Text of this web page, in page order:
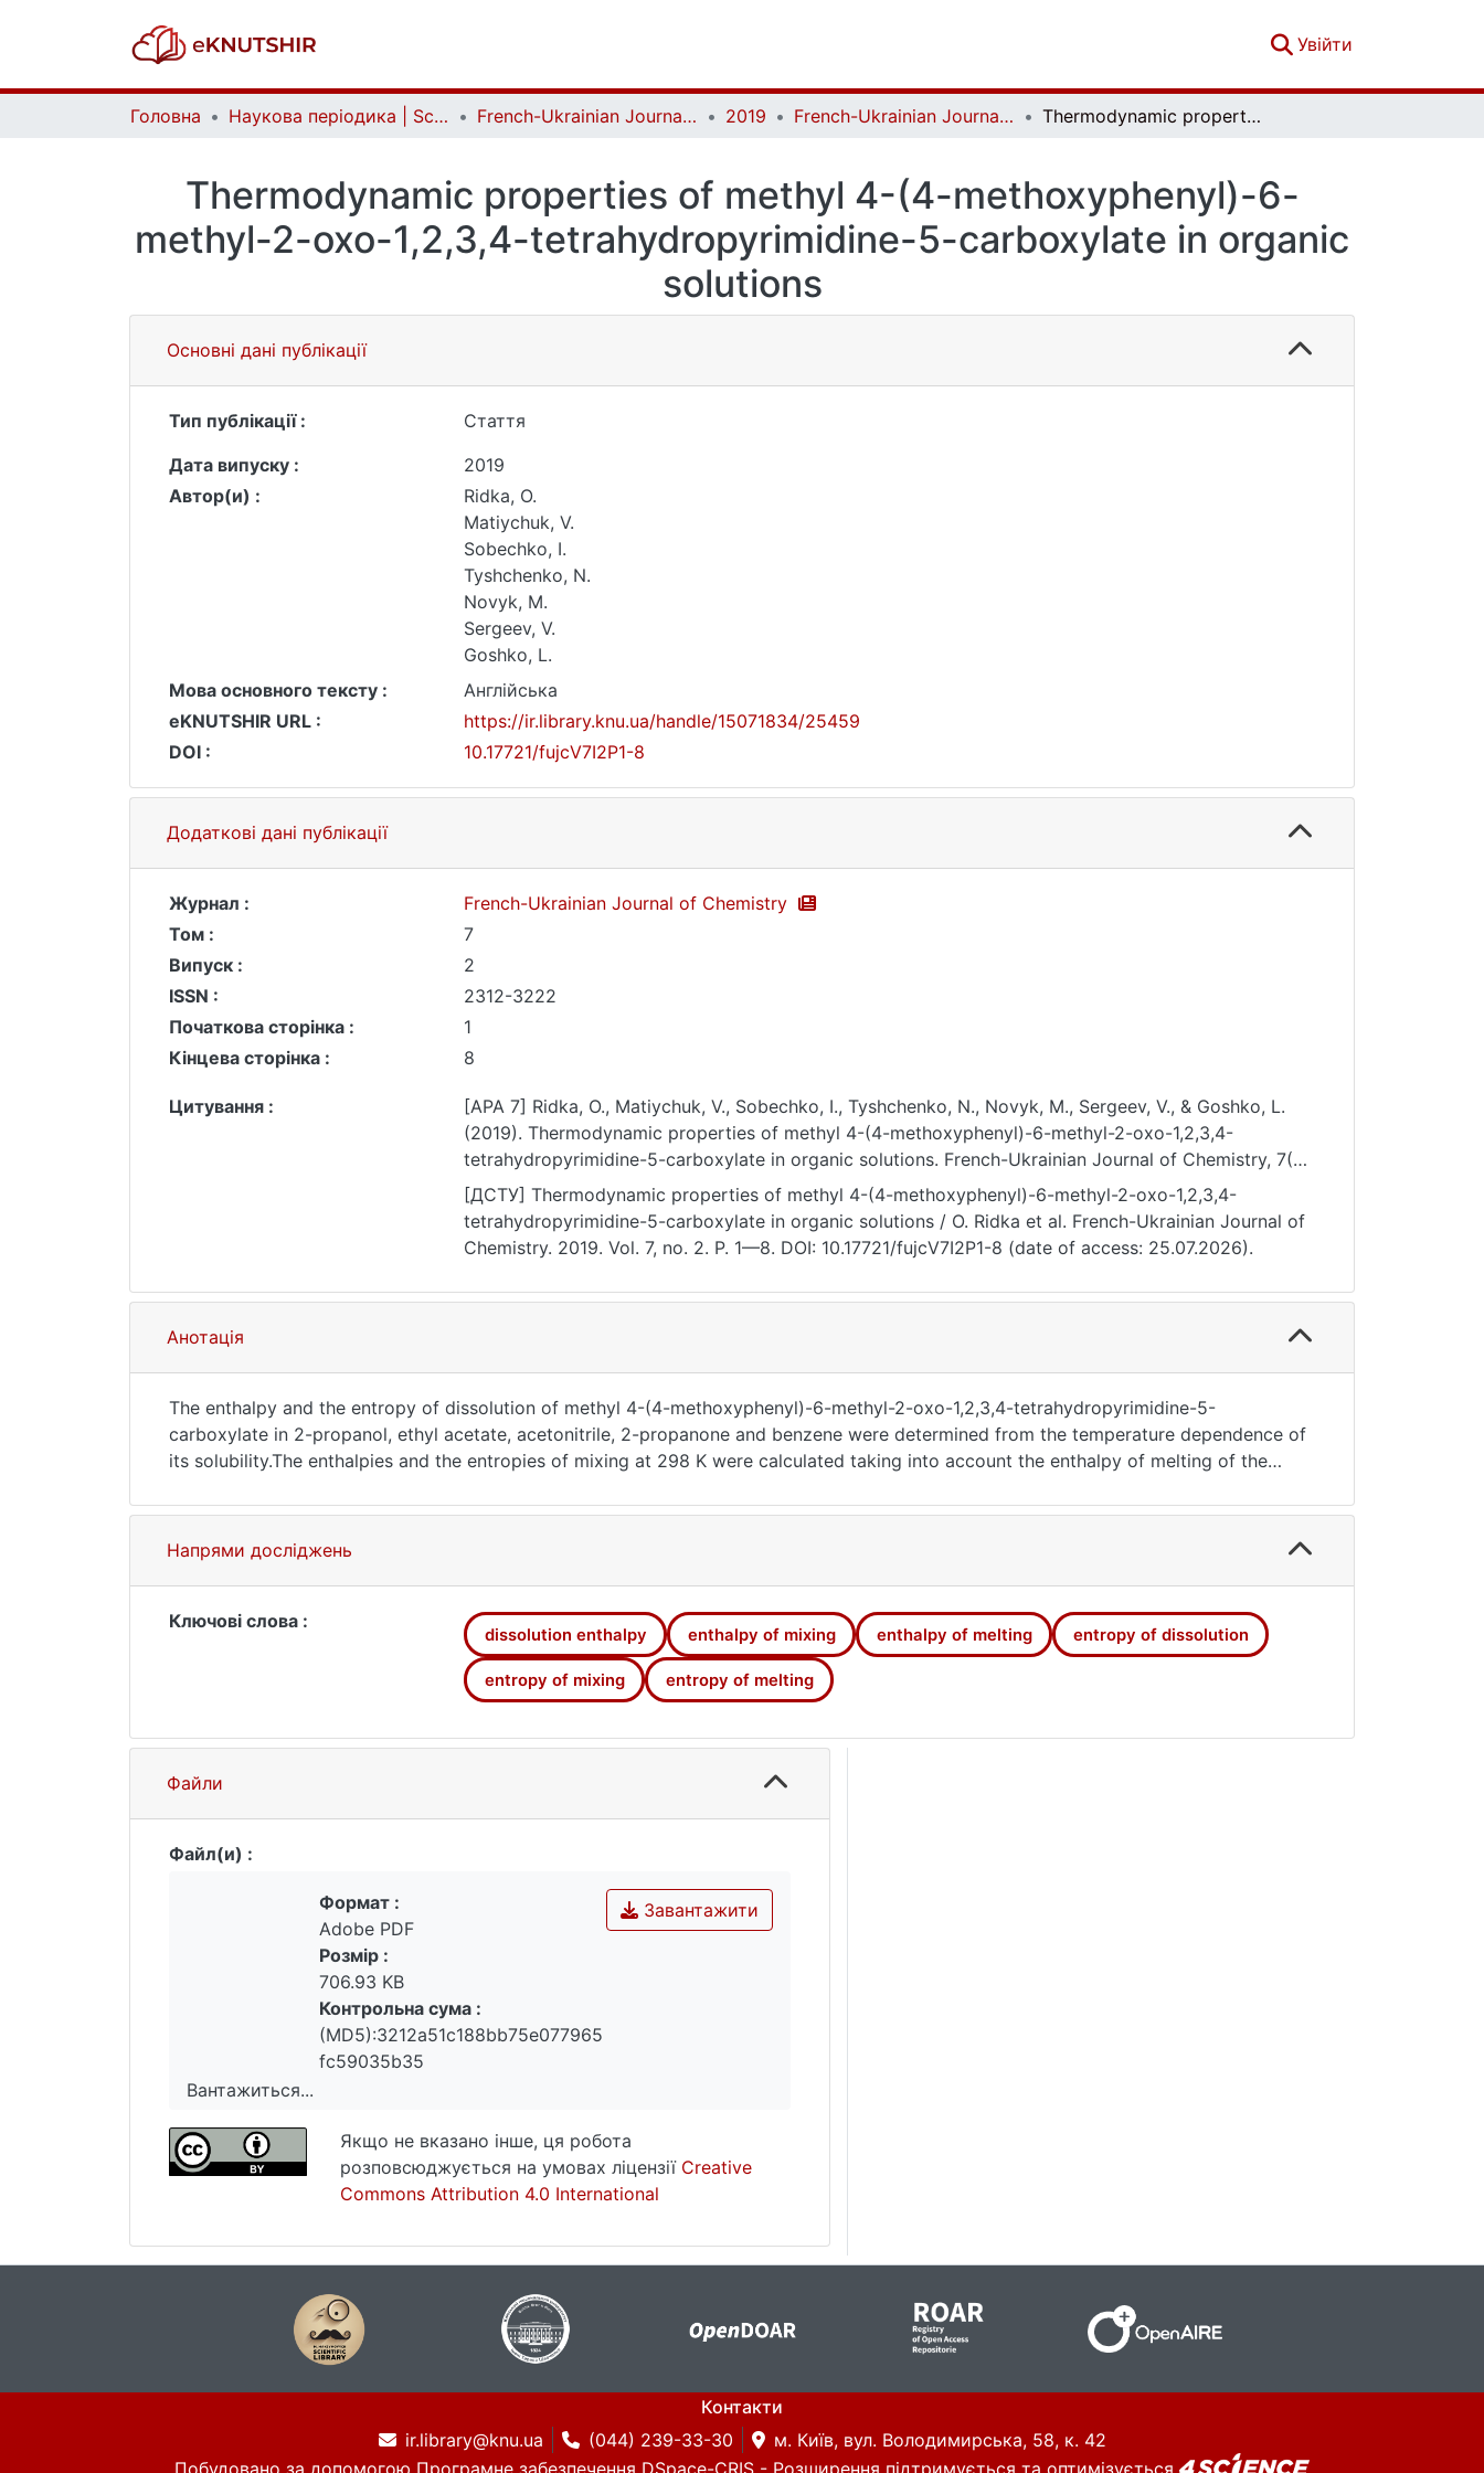
Увійти
Головна Наукова періодика | Scientific periodicals French-Ukrainian Journal of Chemistry 2019 French-Ukrainian Journal of Chemistry. Vol. 7 No. 2 Thermodynamic properties of methyl 4-(4-methoxyphenyl)-6-methyl-2-oxo-1,2,3,4-tetrahydropyrimidine-5-carboxylate in organic solutions
Thermodynamic properties of methyl 4-(4-methoxyphenyl)-6-
methyl-2-oxo-1,2,3,4-tetrahydropyrimidine-5-carboxylate in organic
solutions
Основні дані публікації
Тип публікації :
Стаття
Дата випуску :
2019
Автор(и) :
Ridka, O.
Matiychuk, V.
Sobechko, I.
Tyshchenko, N.
Novyk, M.
Sergeev, V.
Goshko, L.
Мова основного тексту :
Англійська
eKNUTSHIR URL :
https://ir.library.knu.ua/handle/15071834/25459
DOI :
10.17721/fujcV7I2P1-8
Додаткові дані публікації
Журнал :
French-Ukrainian Journal of Chemistry
Том :
7
Випуск :
2
ISSN :
2312-3222
Початкова сторінка :
1
Кінцева сторінка :
8
Цитування :
[APA 7] Ridka, O., Matiychuk, V., Sobechko, I., Tyshchenko, N., Novyk, M., Sergeev, V., & Goshko, L.
(2019). Thermodynamic properties of methyl 4-(4-methoxyphenyl)-6-methyl-2-oxo-1,2,3,4-
tetrahydropyrimidine-5-carboxylate in organic solutions. French-Ukrainian Journal of Chemistry, 7(2),
1–8. https://doi.org/10.17721/fujcV7I2P1-8
[ДСТУ] Thermodynamic properties of methyl 4-(4-methoxyphenyl)-6-methyl-2-oxo-1,2,3,4-
tetrahydropyrimidine-5-carboxylate in organic solutions / O. Ridka et al. French-Ukrainian Journal of
Chemistry. 2019. Vol. 7, no. 2. P. 1—8. DOI: 10.17721/fujcV7I2P1-8 (date of access: 25.07.2026).
Анотація
The enthalpy and the entropy of dissolution of methyl 4-(4-methoxyphenyl)-6-methyl-2-oxo-1,2,3,4-tetrahydropyrimidine-5-
carboxylate in 2-propanol, ethyl acetate, acetonitrile, 2-propanone and benzene were determined from the temperature dependence of
its solubility.The enthalpies and the entropies of mixing at 298 K were calculated taking into account the enthalpy of melting of the
corresponding enthalpy and entropy of mixing values was shown.
Напрями досліджень
Ключові слова :
dissolution enthalpy enthalpy of mixing enthalpy of melting entropy of dissolution
entropy of mixing entropy of melting
Файли
Файл(и) :
Вантажиться...
Вантажиться...
Завантажити
Формат :
Adobe PDF
Розмір :
706.93 KB
Контрольна сума :
(MD5):3212a51c188bb75e077965
fc59035b35
Якщо не вказано інше, ця робота
розповсюджується на умовах ліцензії Creative
Commons Attribution 4.0 International
Контакти
ir.library@knu.ua
(044) 239-33-30
м. Київ, вул. Володимирська, 58, к. 42